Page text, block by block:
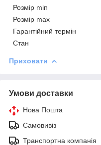
Розмір min
Розмір max
Гарантійний термін
Стан
Приховати
Умови доставки
Нова Пошта
Самовивіз
Транспортна компанія